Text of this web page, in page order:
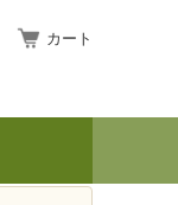
カート